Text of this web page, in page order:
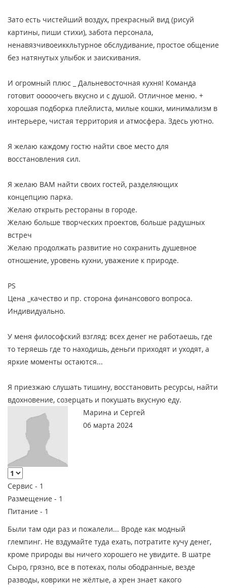
Зато есть чистейший воздух, прекрасный вид (рисуй
картины, пиши стихи), забота персонала,
ненавязчивоеиккльтурное обслудивание, простое общение
без натянутых улыбок и заискивания.
И огромный плюс _ Дальневосточная кухня! Команда
готовит ооооочегь вкусно и с душой. Отличное меню. +
хорошая подборка плейлиста, милые кошки, минимализм в
интерьере, чистая территория и атмосфера. Здесь уютно.
Я желаю каждому гостю найти свое место для
восстановления сил.
Я желаю ВАМ найти своих гостей, разделяющих
концепцию парка.
Желаю открыть рестораны в городе.
Желаю больше творческих проектов, больше радушных
встреч
Желаю продолжать развитие но сохранить душевное
отношение, уровень кухни, уважение к природе.
PS
Цена _качество и пр. сторона финансового вопроса.
Индивидуально.
У меня философский взгляд: всех денег не работаешь, где
то теряешь где то находишь, деньги приходят и уходят, а
яркие моменты остаются...
Я приезжаю слушать тишину, восстановить ресурсы, найти
вдохновение, созерцать и покушать вкусную еду.
Марина и Сергей
06 марта 2024
Сервис - 1
Размещение - 1
Питание - 1
Были там оди раз и пожалели... Вроде как модный
глемпинг. Не вздумайте туда ехать, потратите кучу денег,
кроме природы вы ничего хорошего не увидите. В шатре
Сыро, грязно, все в потеках, полы ободранные, везде
разводы, коврики не жёлтые, а хрен знает какого